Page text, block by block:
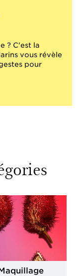
? C'est la
vous révèle
pour